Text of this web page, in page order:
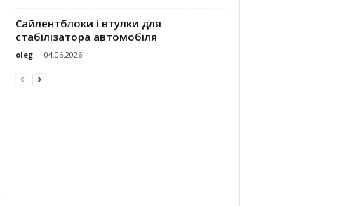
Сайлентблоки і втулки для
стабілізатора автомобіля
oleg - 04.06.2026